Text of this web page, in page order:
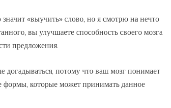
«выучить» слово, но я смотрю на нечто
вы улучшаете способность своего мозга
предложения.
потому что ваш мозг понимает
формы, которые может принимать данное